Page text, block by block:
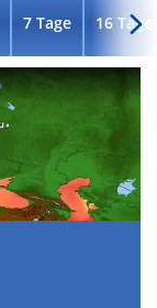
7 Tage 16 Tage